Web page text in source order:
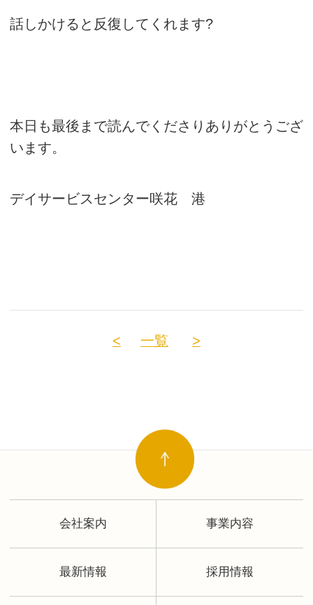
話しかけると反復してくれます?
本日も最後まで読んでくださりありがとうござ
います。
デイサービスセンター咲花 港
< 一覧 >
会社案内 事業内容
最新情報 採用情報